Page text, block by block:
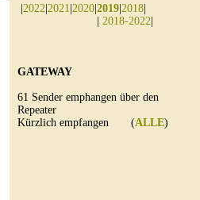
2022 2021 2020 2019 2018
2018-2022
GATEWAY
61 Sender emphangen über den
Repeater
Kürzlich empfangen (ALLE)